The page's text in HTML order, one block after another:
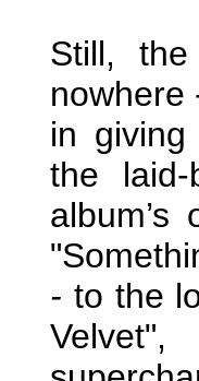
Still,
nowhere
in
the
- to the